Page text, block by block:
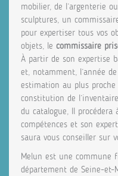
mobilier, de l’argenterie
sculptures, un
pour expertiser tous vos
objets, le commissaire
À partir de son expertise
et, notamment, l’année
estimation au plus
constitution de
du catalogue, Il procédera
compétences et son
saura vous conseiller sur
Melun est une commune
département de Seine-et-